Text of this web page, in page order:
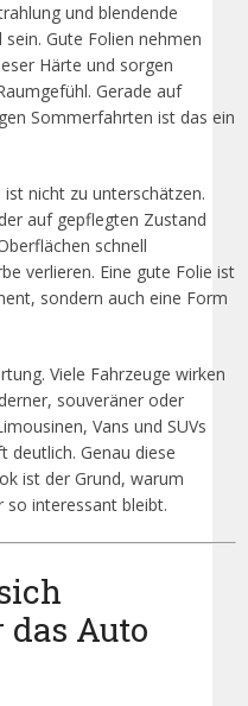
und blendende
Gute Folien nehmen
Härte und sorgen
Gerade auf
Sommerfahrten ist das ein
nicht zu unterschätzen.
auf gepflegten Zustand
schnell
verlieren. Eine gute Folie ist
sondern auch eine Form
Viele Fahrzeuge wirken
souveräner oder
Vans und SUVs
deutlich. Genau diese
ist der Grund, warum
interessant bleibt.
Auto